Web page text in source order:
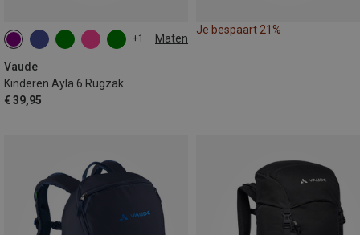
+1 Maten
Vaude
Kinderen Ayla 6 Rugzak
€ 39,95
6L
Je bespaart 21%